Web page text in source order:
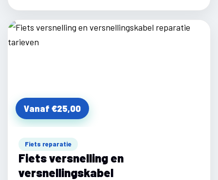
Vanaf €25,00
Fiets reparatie
Fiets versnelling en
versnellingskabel